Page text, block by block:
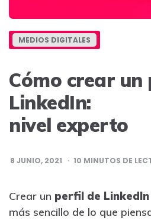
MEDIOS DIGITALES
Cómo crear
LinkedIn:
nivel experto
8 JUNIO, 2021 10 MINUTOS DE
Crear un perfil de LinkedIn
más sencillo de lo que